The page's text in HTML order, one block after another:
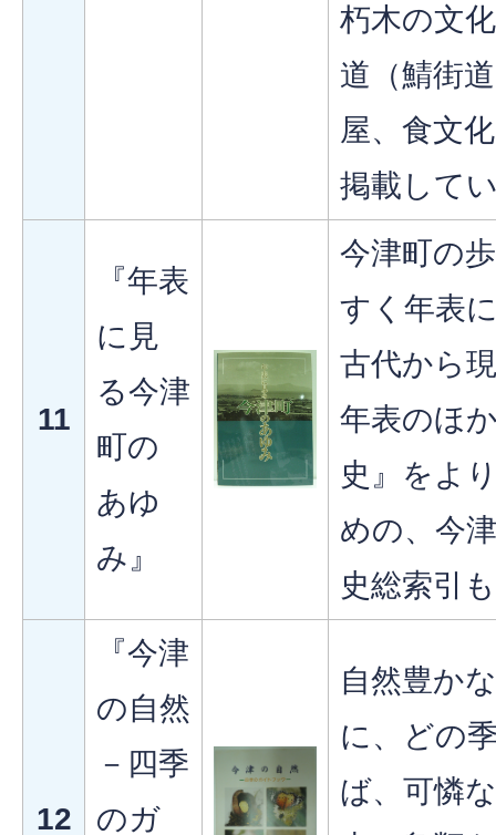
朽木の文
道（鯖街
屋、食文
掲載して
11
『年表
に見
る今津
町の
あゆ
み』
今津町の
すく年表
古代から
年表のほ
史』をよ
めの、今
史総索引
12
『今津
の自然
－四季
のガ
自然豊か
に、どの
ば、可憐